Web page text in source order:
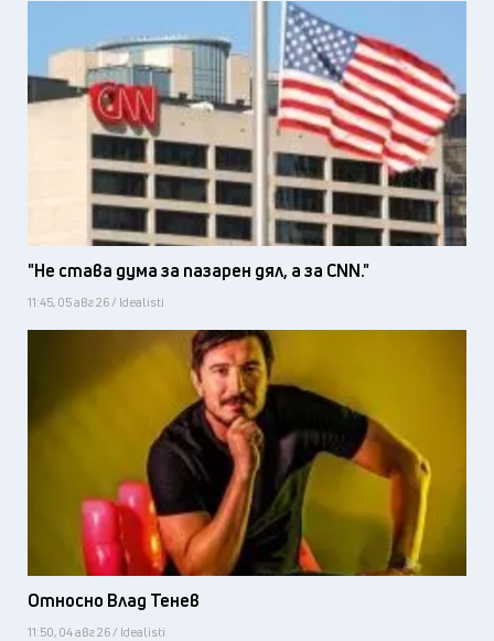
"Не става дума за пазарен дял, а за CNN."
11:45, 05 авг 26 / Idealisti
Относно Влад Тенев
11:50, 04 авг 26 / Idealisti